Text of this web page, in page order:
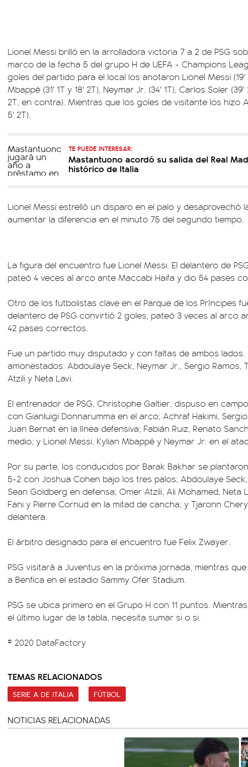
Lionel Messi brilló en la arrolladora victoria 7 a 2 de PSG
marco de la fecha 5 del grupo H de UEFA - Champions
goles del partido para el local los anotaron Lionel Messi (19'
Mbappé (31' 1T y 18' 2T), Neymar Jr. (34' 1T), Carlos Soler
2T, en contra). Mientras que los goles de visitante los hizo
5' 2T).
TE PUEDE INTERESAR:
Mastantuono acordó su salida del Real
histórico de Italia
Lionel Messi estrelló un disparo en el palo y desaprovechó
aumentar la diferencia en el minuto 75 del segundo tiempo.
La figura del encuentro fue Lionel Messi. El delantero de
pateó 4 veces al arco ante Maccabi Haifa y dio 54 pases
Otro de los futbolistas clave en el Parque de los Príncipes
delantero de PSG convirtió 2 goles, pateó 3 veces al arco
42 pases correctos.
Fue un partido muy disputado y con faltas de ambos
amonestados: Abdoulaye Seck, Neymar Jr., Sergio Ramos,
Atzili y Neta Lavi.
El entrenador de PSG, Christophe Galtier, dispuso en
con Gianluigi Donnarumma en el arco; Achraf Hakimi,
Juan Bernat en la línea defensiva; Fabián Ruiz, Renato
medio; y Lionel Messi, Kylian Mbappé y Neymar Jr. en el
Por su parte, los conducidos por Barak Bakhar se
5-2 con Joshua Cohen bajo los tres palos; Abdoulaye
Sean Goldberg en defensa; Omer Atzili, Ali Mohamed, Neta
Fani y Pierre Cornud en la mitad de cancha; y Tjaronn
delantera.
El árbitro designado para el encuentro fue Felix Zwayer.
PSG visitará a Juventus en la próxima jornada, mientras
a Benfica en el estadio Sammy Ofer Stadium.
PSG se ubica primero en el Grupo H con 11 puntos.
el último lugar de la tabla, necesita sumar si o si.
© 2020 DataFactory
TEMAS RELACIONADOS
SERIE A DE ITALIA FÚTBOL
NOTICIAS RELACIONADAS